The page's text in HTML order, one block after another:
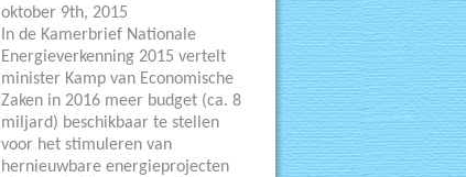
oktober 9th, 2015
In de Kamerbrief Nationale
Energieverkenning 2015 vertelt
minister Kamp van Economische
Zaken in 2016 meer budget (ca. 8
miljard) beschikbaar te stellen
voor het stimuleren van
hernieuwbare energieprojecten